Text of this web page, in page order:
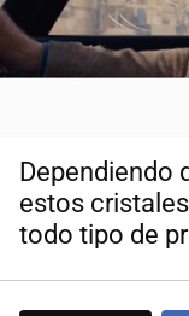
Dependiendo
estos
todo tipo de